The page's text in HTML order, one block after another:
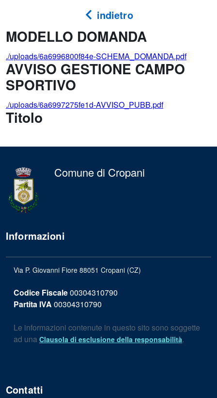
indietro
MODELLO DOMANDA
./uploads/6a6996800f84e-SCHEMA_DOMANDA.pdf
AVVISO GESTIONE CAMPO
SPORTIVO
./uploads/6a6997275fe1d-AVVISO_PUBB.pdf
Titolo
Comune di Cropani
Informazioni
Via P. Giovanni Fiore 88051 Cropani (CZ)
Codice Fiscale00304310790
Partita IVA 00304310790
Le informazioni contenute in questo sito sono soggette
ad una Clausola di esclusione della responsabilità.
Contatti